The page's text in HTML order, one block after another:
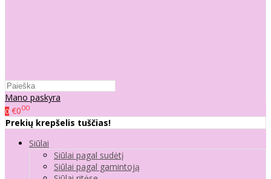
Mano paskyra
0 €000
Prekių krepšelis tuščias!
Siūlai
Siūlai pagal sudėtį
Siūlai pagal gamintoją